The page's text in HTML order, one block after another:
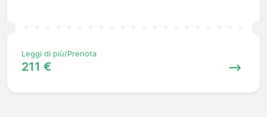
Leggi di più/Prenota
211 €